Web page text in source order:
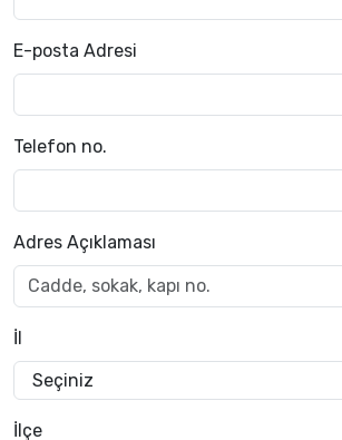
E-posta Adresi
Telefon no.
Adres Açıklaması
İl
İlçe